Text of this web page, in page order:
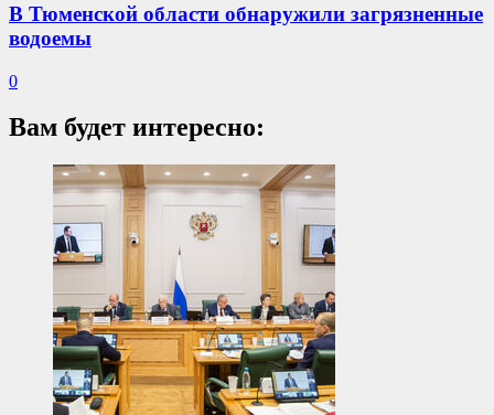
В Тюменской области обнаружили загрязненные
водоемы
0
Вам будет интересно: